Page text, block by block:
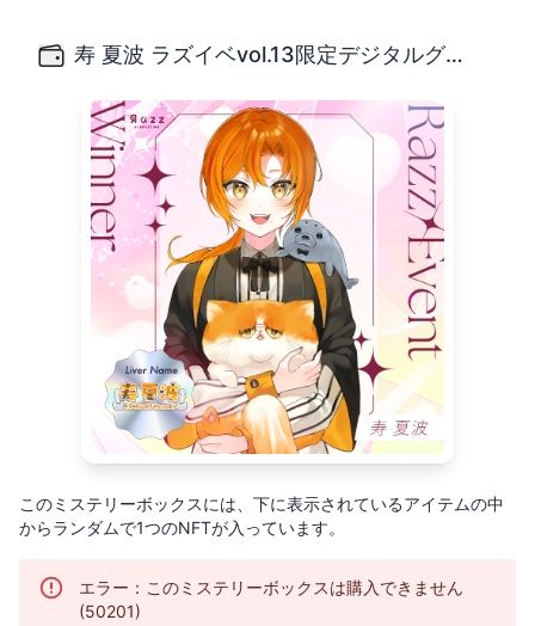
寿 夏波 ラズイベvol.13限定デジタルグッズBOXガチャ
このミステリーボックスには、下に表示されているアイテムの中
からランダムで1つのNFTが入っています。
エラー：このミステリーボックスは購入できません
(50201)